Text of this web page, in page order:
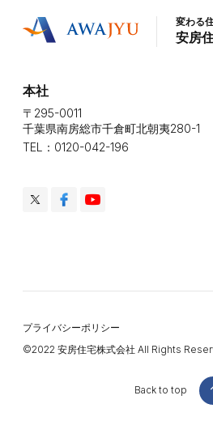
変わる
安房
本社
〒295-0011
千葉県南房総市千倉町北朝夷280-1
TEL：0120-042-196
プライバシーポリシー
©️2022 安房住宅株式会社 All Rights
Back to top